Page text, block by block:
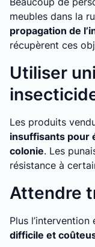
meubles dans la
propagation de
récupèrent ces
Utiliser
Les produits
insuffisants pour
colonie. Les
résistance à
Attendre
Plus
difficile et